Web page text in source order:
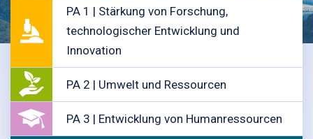
PA 1 | Stärkung von Forschung,
technologischer Entwicklung und
Innovation
PA 2 | Umwelt und Ressourcen
PA 3 | Entwicklung von Humanressourcen